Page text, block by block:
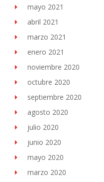
mayo 2021
abril 2021
marzo 2021
enero 2021
noviembre 2020
octubre 2020
septiembre 2020
agosto 2020
julio 2020
junio 2020
mayo 2020
marzo 2020